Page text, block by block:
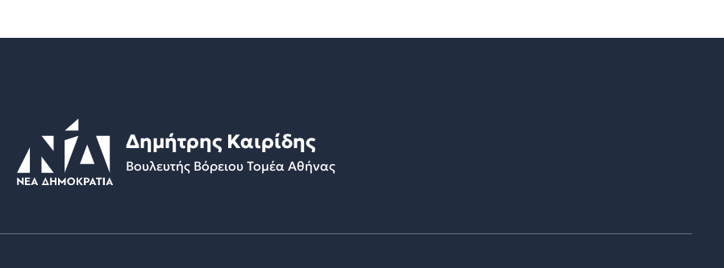
Δημήτρης Καιρίδης
Βουλευτής Βόρειου Τομέα Αθήνας